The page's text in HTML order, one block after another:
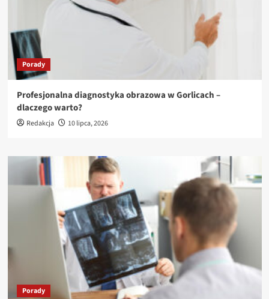
Porady
Profesjonalna diagnostyka obrazowa w Gorlicach –
dlaczego warto?
Redakcja 10 lipca, 2026
Porady